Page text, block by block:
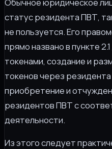
статус резидента ПВТ,
не пользуется. Его
прямо названо в пункте
токенами, создание и
токенов через
приобретение и
резидентов ПВТ с
деятельности.
Из этого следует